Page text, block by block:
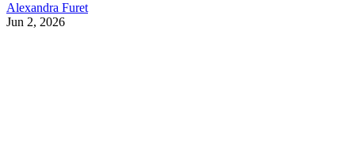
Alexandra Furet
Jun 2, 2026